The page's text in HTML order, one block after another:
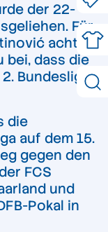
der 22-
Für
acht
bei, dass die
Bundesliga
die
auf dem 15.
gegen den
FCS
und
Pokal in